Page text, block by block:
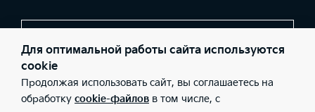
© 2026 Юридические лица ООО «Имола» (Фактический адрес: г.
Тольятти, Южное шоссе, 26А; Телефон: +7 (8482) 55-50-66; ИНН:
Для оптимальной работы сайта используются
cookie
Продолжая использовать сайт, вы соглашаетесь на
обработку cookie-файлов в том числе, с